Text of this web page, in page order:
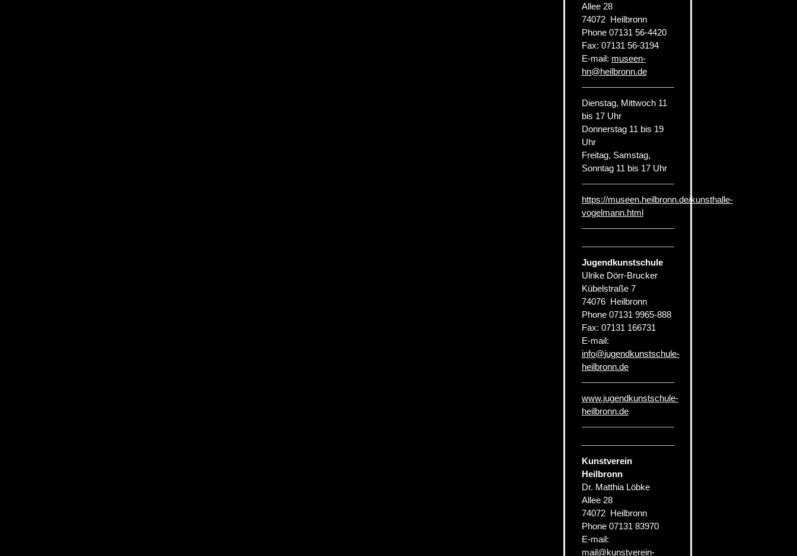
Allee 28
74072 Heilbronn
Phone 07131 56-4420
Fax: 07131 56-3194
E-mail: museen-
hn@heilbronn.de
Dienstag, Mittwoch 11
bis 17 Uhr
Donnerstag 11 bis 19
Uhr
Freitag, Samstag,
Sonntag 11 bis 17 Uhr
https://museen.heilbronn.de/kunsthalle-
vogelmann.html
Jugendkunstschule
Ulrike Dörr-Brucker
Kübelstraße 7
74076 Heilbronn
Phone 07131 9965-888
Fax: 07131 166731
E-mail:
info@jugendkunstschule-
heilbronn.de
www.jugendkunstschule-
heilbronn.de
Kunstverein
Heilbronn
Dr. Matthia Löbke
Allee 28
74072 Heilbronn
Phone 07131 83970
E-mail:
mail@kunstverein-